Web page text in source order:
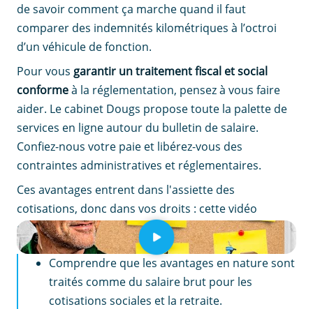
de savoir comment ça marche quand il faut
comparer des indemnités kilométriques à l’octroi
d’un véhicule de fonction.
Pour vous garantir un traitement fiscal et social
conformeà la réglementation, pensez à vous faire
aider. Le cabinet Dougs propose toute la palette de
services en ligne autour du bulletin de salaire.
Confiez-nous votre paie et libérez-vous des
contraintes administratives et réglementaires.
Ces avantages entrent dans l'assiette des
cotisations, donc dans vos droits : cette vidéo
détaille les règles applicables aux dirigeants.
EN RÉSUMÉ
Comprendre que les avantages en nature sont
traités comme du salaire brut pour les
cotisations sociales et la retraite.